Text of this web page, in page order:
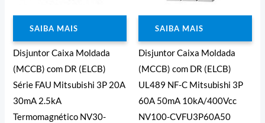
SAIBA MAIS
Disjuntor Caixa Moldada
(MCCB) com DR (ELCB)
Série FAU Mitsubishi 3P 20A
30mA 2.5kA
Termomagnético NV30-
SAIBA MAIS
Disjuntor Caixa Moldada
(MCCB) com DR (ELCB)
UL489 NF-C Mitsubishi 3P
60A 50mA 10kA/400Vcc
NV100-CVFU3P60A50